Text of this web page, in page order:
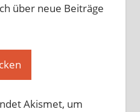
über neue Beiträge
Akismet, um